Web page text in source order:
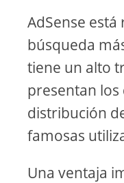
AdSense
búsqueda
tiene un alto
presentan los
distribución
famosas
Una ventaja